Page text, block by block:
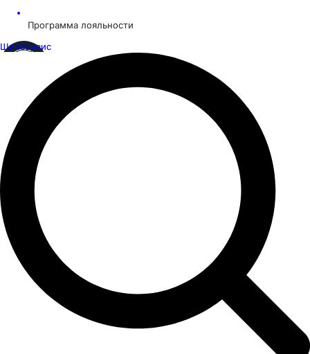
Программа лояльности
Шинсервис